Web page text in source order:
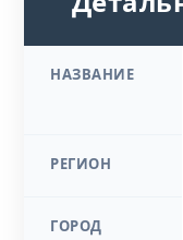
НАЗВАНИЕ
РЕГИОН
ГОРОД